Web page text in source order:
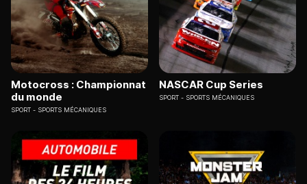
Motocross : Championnat
du monde
SPORT SPORTS MÉCANIQUES
NASCAR Cup Series
SPORT SPORTS MÉCANIQUES